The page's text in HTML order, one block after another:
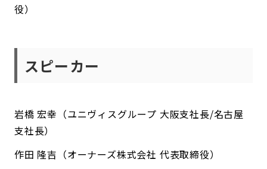
役）
スピーカー
岩橋 宏幸（ユニヴィスグループ 大阪支社長/名古屋
支社長）
作田 隆吉（オーナーズ株式会社 代表取締役）